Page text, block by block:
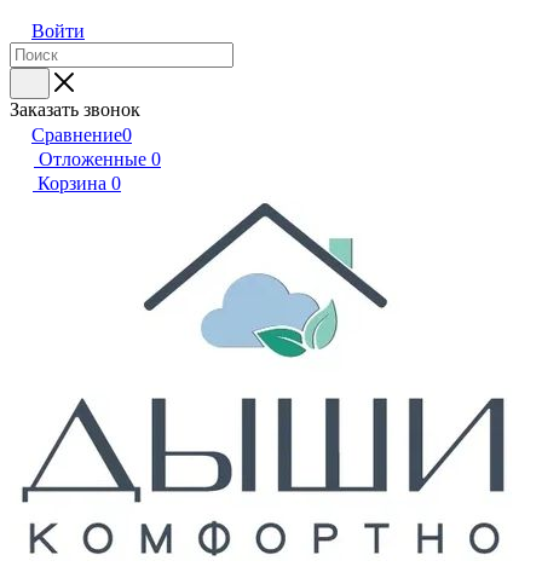
Войти
Заказать звонок
Сравнение0
Отложенные 0
Корзина 0